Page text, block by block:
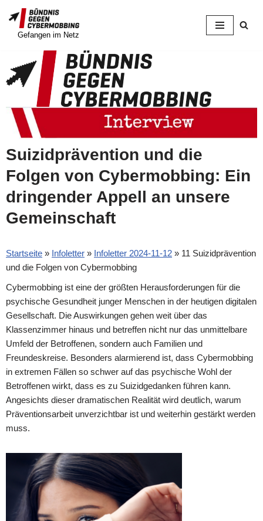
Zum
springen
Gefangen im Netz
Suizidprävention und die
Folgen von Cybermobbing: Ein
dringender Appell an unsere
Gemeinschaft
Startseite » Infoletter » Infoletter 2024-11-12 » 11 Suizidprävention
und die Folgen von Cybermobbing
Cybermobbing ist eine der größten Herausforderungen für die
psychische Gesundheit junger Menschen in der heutigen digitalen
Gesellschaft. Die Auswirkungen gehen weit über das
Klassenzimmer hinaus und betreffen nicht nur das unmittelbare
Umfeld der Betroffenen, sondern auch Familien und
Freundeskreise. Besonders alarmierend ist, dass Cybermobbing
in extremen Fällen so schwer auf das psychische Wohl der
Betroffenen wirkt, dass es zu Suizidgedanken führen kann.
Angesichts dieser dramatischen Realität wird deutlich, warum
Präventionsarbeit unverzichtbar ist und weiterhin gestärkt werden
muss.